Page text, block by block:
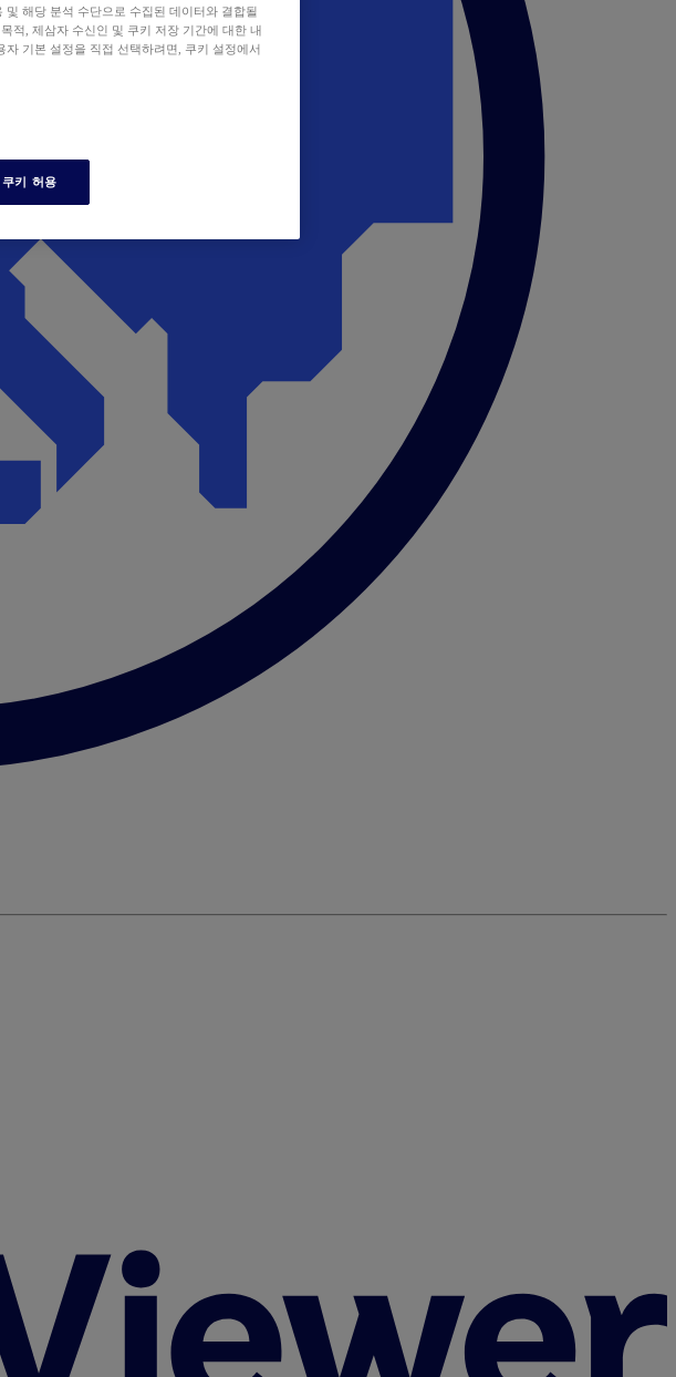
해당 분석 수단으로 수집된 데이터와 결합될
적, 제삼자 수신인 및 쿠키 저장 기간에 대한 내
자 기본 설정을 직접 선택하려면, 쿠키 설정에서
쿠키 허용